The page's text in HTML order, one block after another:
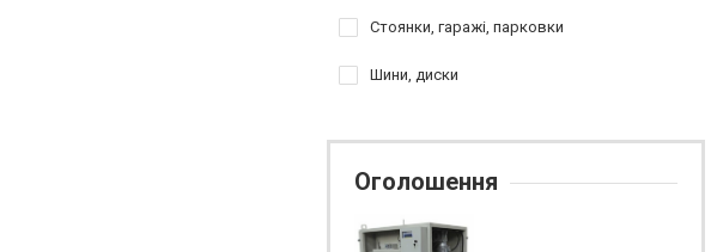
Стоянки, гаражі, парковки
Шини, диски
Оголошення